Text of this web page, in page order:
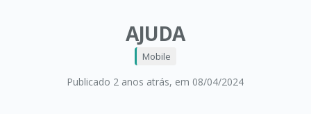
AJUDA
Publicado 2 anos atrás, em 08/04/2024
Mobile